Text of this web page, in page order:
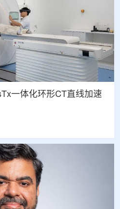
一体化环形CT直线加速